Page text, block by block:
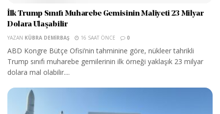
İlk Trump Sınıfı Muharebe Gemisinin Maliyeti 23 Milyar
Dolara Ulaşabilir
YAZAN KÜBRA DEMIRBAŞ 16 SAAT ÖNCE 0
ABD Kongre Bütçe Ofisi’nin tahminine göre, nükleer tahrikli
Trump sınıfı muharebe gemilerinin ilk örneği yaklaşık 23 milyar
dolara mal olabilir....